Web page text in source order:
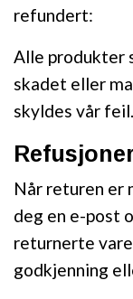
refundert:
Alle produkter
skadet eller
skyldes vår feil.
Når returen er
deg en e-post
returnerte
godkjenning